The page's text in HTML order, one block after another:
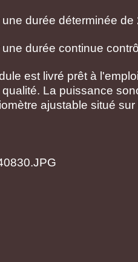
une durée déterminée
une durée continue
est livré prêt à
qualité. La puissance
ajustable situé sur